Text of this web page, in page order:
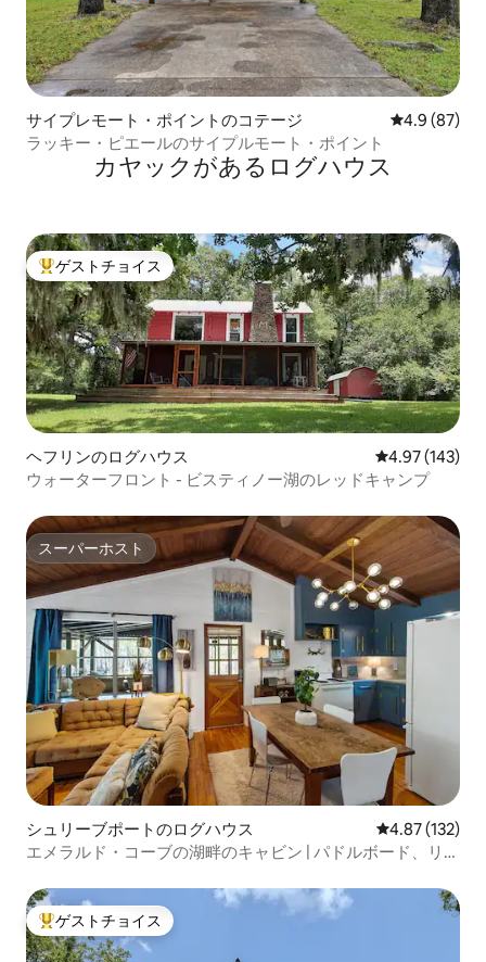
サイプレモート・ポイントのコテージ レビュー87
4.9 (87)
ラッキー・ピエールのサイプルモート・ポイント
カヤックがあるログハウス
大好評のゲストチョイスです。
ゲストチョイス
ヘフリンのログハウス レビュー143
4.97 (143)
ウォーターフロント - ビスティノー湖のレッドキャンプ
スーパーホスト
スーパーホスト
シュリーブポートのログハウス レビュー132
4.87 (132)
エメラルド・コーブの湖畔のキャビン | パドルボード、リラ
大好評のゲストチョイスです。
ゲストチョイス